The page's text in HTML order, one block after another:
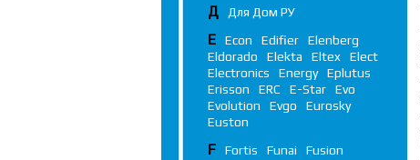
Д Для Дом РУ
E Econ Edifier
Elenberg
Eldorado
Elekta Eltex
Elect
Electronics
Energy
Eplutus
Erisson
ERC E-Star
Evo
Evolution
Evgo
Eurosky
Euston
F Fortis Funai Fusion